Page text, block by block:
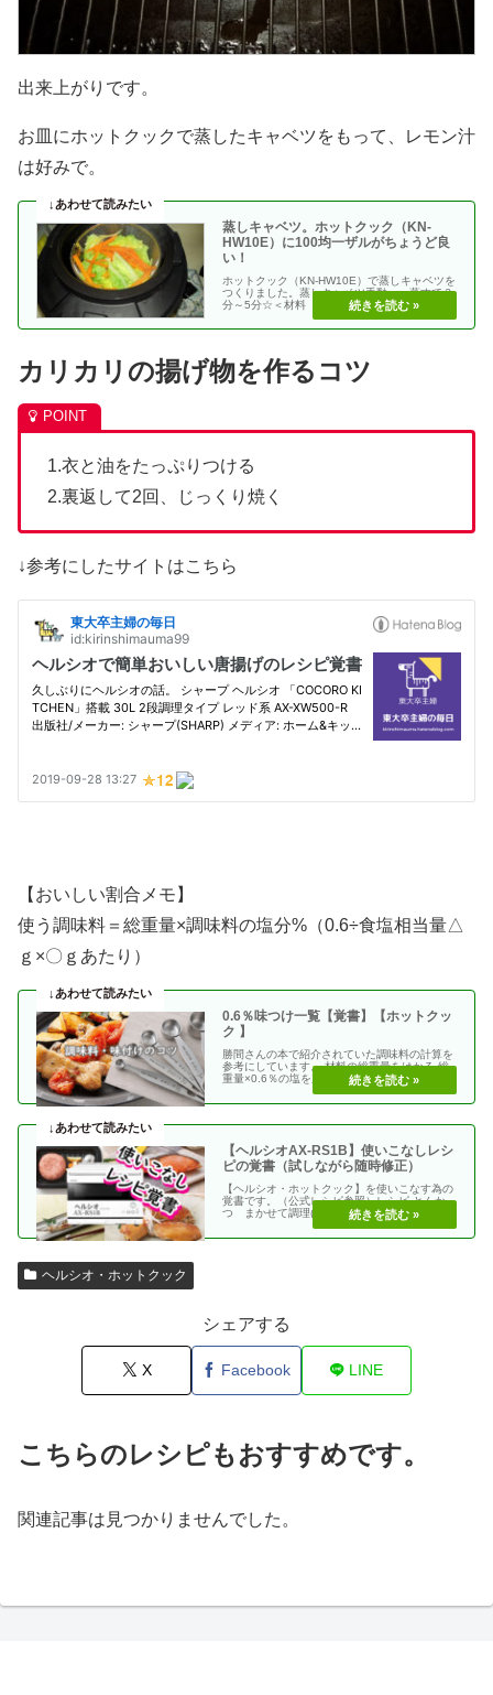
出来上がりです。
お皿にホットクックで蒸したキャベツをもって、レモン汁
は好みで。
蒸しキャベツ。ホットクック（KN-
HW10E）に100均一ザルがちょうど良
い！
ホットクック（KN-HW10E）で蒸しキャベツを
つくりました。蒸しキャベツ手動 →蒸すで３
分～5分☆＜材料 ２人分＞キャベツ 適量人
カリカリの揚げ物を作るコツ
1.衣と油をたっぷりつける
2.裏返して2回、じっくり焼く
↓参考にしたサイトはこちら
【おいしい割合メモ】
使う調味料＝総重量×調味料の塩分%（0.6÷食塩相当量△
ｇ×〇ｇあたり）
0.6％味つけ一覧【覚書】【ホットクッ
ク 】
勝間さんの本で紹介されていた調味料の計算を
参考にしています。 材料の総重量をはかる 総
重量×0.6％の塩を加える 使う調味料＝（総重
【ヘルシオAX-RS1B】使いこなしレシ
ピの覚書（試しながら随時修正）
【ヘルシオ・ホットクック】を使いこなす為の
覚書です。（公式レシピ参照）レシピ とんか
つ まかせて調理(網焼き・揚げる) エビフラ
ヘルシオ・ホットクック
シェアする
X Facebook LINE
こちらのレシピもおすすめです。
関連記事は見つかりませんでした。